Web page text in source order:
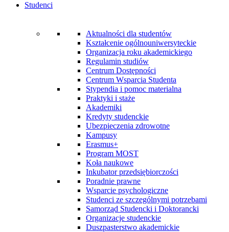
Studenci
Aktualności dla studentów
Kształcenie ogólnouniwersyteckie
Organizacja roku akademickiego
Regulamin studiów
Centrum Dostępności
Centrum Wsparcia Studenta
Stypendia i pomoc materialna
Praktyki i staże
Akademiki
Kredyty studenckie
Ubezpieczenia zdrowotne
Kampusy
Erasmus+
Program MOST
Koła naukowe
Inkubator przedsiębiorczości
Poradnie prawne
Wsparcie psychologiczne
Studenci ze szczególnymi potrzebami
Samorząd Studencki i Doktorancki
Organizacje studenckie
Duszpasterstwo akademickie